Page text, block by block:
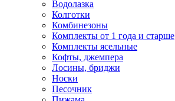
Водолазка
Колготки
Комбинезоны
Комплекты от 1 года и старше
Комплекты ясельные
Кофты, джемпера
Лосины, бриджи
Носки
Песочник